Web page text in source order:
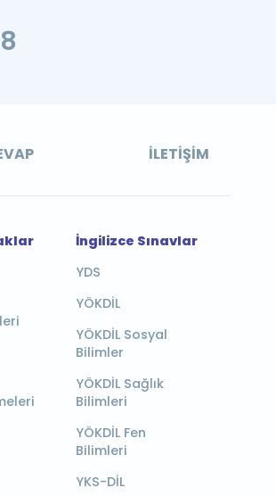
İLETIŞIM
İngilizce Sınavlar
YDS
YÖKDİL
YÖKDİL Sosyal
Bilimler
YÖKDİL Sağlık
Bilimleri
YÖKDİL Fen
Bilimleri
YKS-DİL